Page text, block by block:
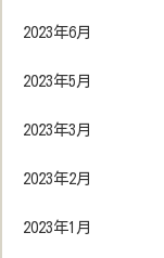
2023年6月
2023年5月
2023年3月
2023年2月
2023年1月